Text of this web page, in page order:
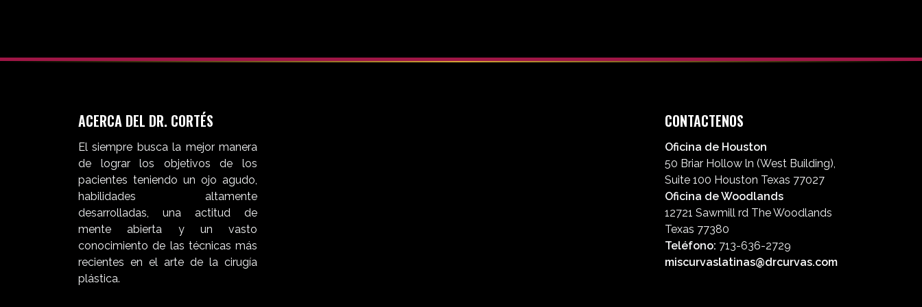
ACERCA DEL DR. CORTÉS
El siempre busca la mejor manera
de lograr los objetivos de los
pacientes teniendo un ojo agudo,
habilidades altamente
desarrolladas, una actitud de
mente abierta y un vasto
conocimiento de las técnicas más
recientes en el arte de la cirugía
plástica.
CONTACTENOS
Oficina de Houston
50 Briar Hollow ln (West Building),
Suite 100 Houston Texas 77027
Oficina de Woodlands
12721 Sawmill rd The Woodlands
Texas 77380
Teléfono: 713-636-2729
miscurvaslatinas@drcurvas.com